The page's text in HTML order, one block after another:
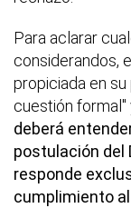
Para aclarar
considerandos,
propiciada en
cuestión formal"
deberá
postulación del
responde
cumplimiento